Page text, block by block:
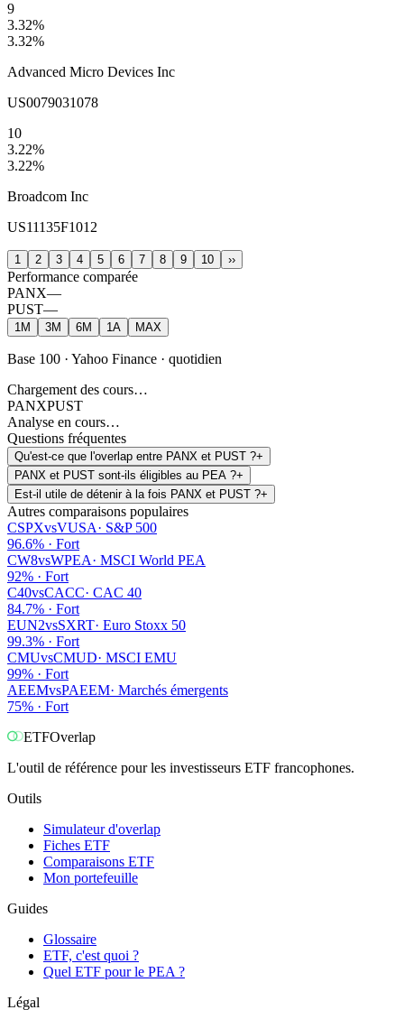
9
3.32%
3.32%
Advanced Micro Devices Inc
US0079031078
10
3.22%
3.22%
Broadcom Inc
US11135F1012
1 2 3 4 5 6 7 8 9 10 ››
Performance comparée
PANX—
PUST—
1M 3M 6M 1A MAX
Base 100 · Yahoo Finance · quotidien
Chargement des cours…
PANXPUST
Analyse en cours…
Questions fréquentes
Qu'est-ce que l'overlap entre PANX et PUST ?+
PANX et PUST sont-ils éligibles au PEA ?+
Est-il utile de détenir à la fois PANX et PUST ?+
Autres comparaisons populaires
CSPXvsVUSA· S&P 500
96.6% · Fort
CW8vsWPEA· MSCI World PEA
92% · Fort
C40vsCACC· CAC 40
84.7% · Fort
EUN2vsSXRT· Euro Stoxx 50
99.3% · Fort
CMUvsCMUD· MSCI EMU
99% · Fort
AEEMvsPAEEM· Marchés émergents
75% · Fort
ETFOverlap
L'outil de référence pour les investisseurs ETF francophones.
Outils
Simulateur d'overlap
Fiches ETF
Comparaisons ETF
Mon portefeuille
Guides
Glossaire
ETF, c'est quoi ?
Quel ETF pour le PEA ?
Légal